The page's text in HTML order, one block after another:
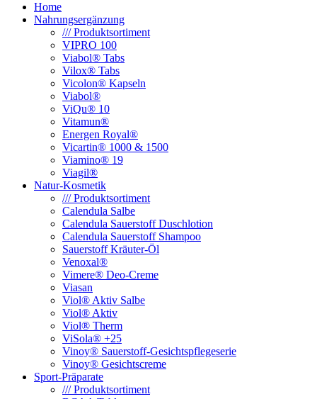
Home
Nahrungsergänzung
/// Produktsortiment
VIPRO 100
Viabol® Tabs
Vilox® Tabs
Vicolon® Kapseln
Viabol®
ViQu® 10
Vitamun®
Energen Royal®
Vicartin® 1000 & 1500
Viamino® 19
Viagil®
Natur-Kosmetik
/// Produktsortiment
Calendula Salbe
Calendula Sauerstoff Duschlotion
Calendula Sauerstoff Shampoo
Sauerstoff Kräuter-Öl
Venoxal®
Vimere® Deo-Creme
Viasan
Viol® Aktiv Salbe
Viol® Aktiv
Viol® Therm
ViSola® +25
Vinoy® Sauerstoff-Gesichtspflegeserie
Vinoy® Gesichtscreme
Sport-Präparate
/// Produktsortiment